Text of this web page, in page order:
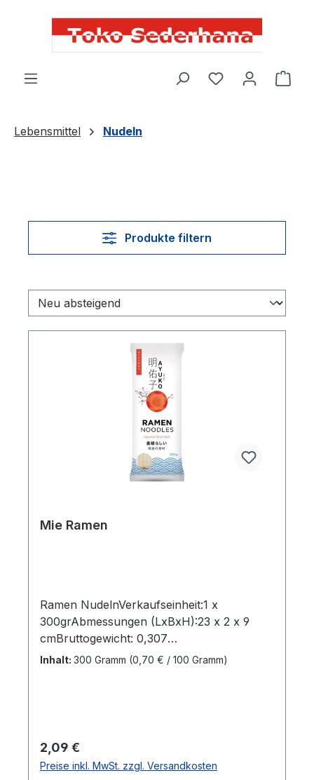
springen
Du hast 0
Lebensmittel Nudeln
Produkte filtern
Mie Ramen
Ramen NudelnVerkaufseinheit:1 x
300grAbmessungen (LxBxH):23 x 2 x 9
cmBruttogewicht: 0,307
kgMarkenname:AyukoHersteller:ChunsiHer
Inhalt: 300 Gramm (0,70 € / 100 Gramm)
Regulärer Preis:
2,09 €
Preise inkl. MwSt. zzgl. Versandkosten